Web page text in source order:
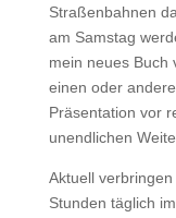
Straßenbahnen
am Samstag
mein neues Buch
einen oder
Präsentation vor
unendlichen
Aktuell
Stunden täglich